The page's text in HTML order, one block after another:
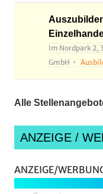
Im Nordpark 2,
GmbH
Alle
ANZEIGE /
ANZEIGE/